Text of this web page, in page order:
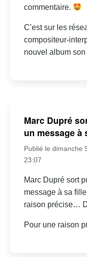
commentaire.
C’est sur les
compositeur-
nouvel album
Marc Dupré
un message à
Publié le dimanche
23:07
Marc Dupré sort
message à sa
raison précise…
Pour une raison